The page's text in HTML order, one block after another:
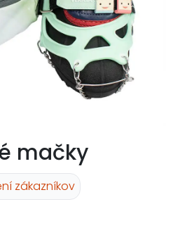
mačky
zákazníkov